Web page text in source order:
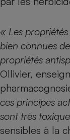
« Les
bien connues
propriétés
Ollivier,
ces principes
sont très
sensibles à la